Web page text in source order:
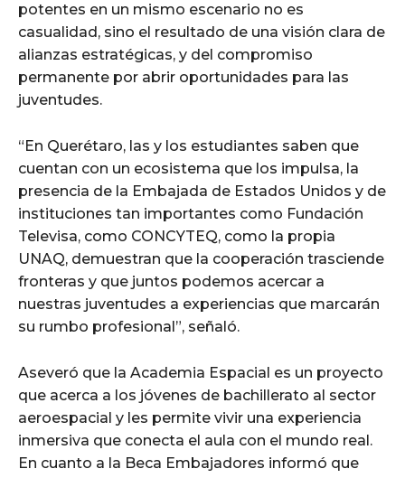
potentes en un mismo escenario no es
casualidad, sino el resultado de una visión clara de
alianzas estratégicas, y del compromiso
permanente por abrir oportunidades para las
juventudes.
“En Querétaro, las y los estudiantes saben que
cuentan con un ecosistema que los impulsa, la
presencia de la Embajada de Estados Unidos y de
instituciones tan importantes como Fundación
Televisa, como CONCYTEQ, como la propia
UNAQ, demuestran que la cooperación trasciende
fronteras y que juntos podemos acercar a
nuestras juventudes a experiencias que marcarán
su rumbo profesional”, señaló.
Aseveró que la Academia Espacial es un proyecto
que acerca a los jóvenes de bachillerato al sector
aeroespacial y les permite vivir una experiencia
inmersiva que conecta el aula con el mundo real.
En cuanto a la Beca Embajadores informó que